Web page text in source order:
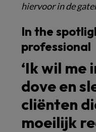
hiervoor in de
In the
professional
‘Ik wil me
dove en
cliënten
moeilijk